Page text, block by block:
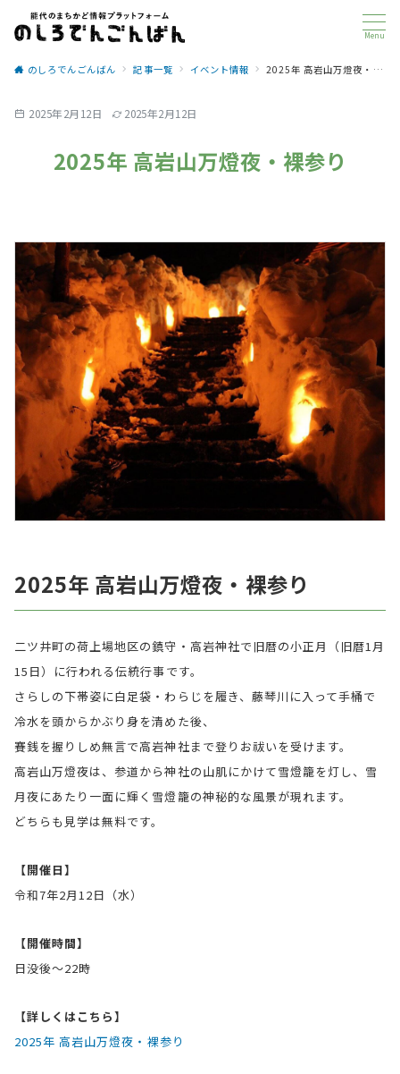
Menu
のしろでんごんばん 記事一覧 イベント情報 2025年 高岩山万燈夜・裸参り
2025年2月12日 2025年2月12日
2025年 高岩山万燈夜・裸参り
2025年 高岩山万燈夜・裸参り
二ツ井町の荷上場地区の鎮守・高岩神社で旧暦の小正月（旧暦1月
15日）に行われる伝統行事です。
さらしの下帯姿に白足袋・わらじを履き、藤琴川に入って手桶で
冷水を頭からかぶり身を清めた後、
賽銭を握りしめ無言で高岩神社まで登りお祓いを受けます。
高岩山万燈夜は、参道から神社の山肌にかけて雪燈籠を灯し、雪
月夜にあたり一面に輝く雪燈籠の神秘的な風景が現れます。
どちらも見学は無料です。
【開催日】
令和7年2月12日（水）
【開催時間】
日没後〜22時
【詳しくはこちら】
2025年 高岩山万燈夜・裸参り